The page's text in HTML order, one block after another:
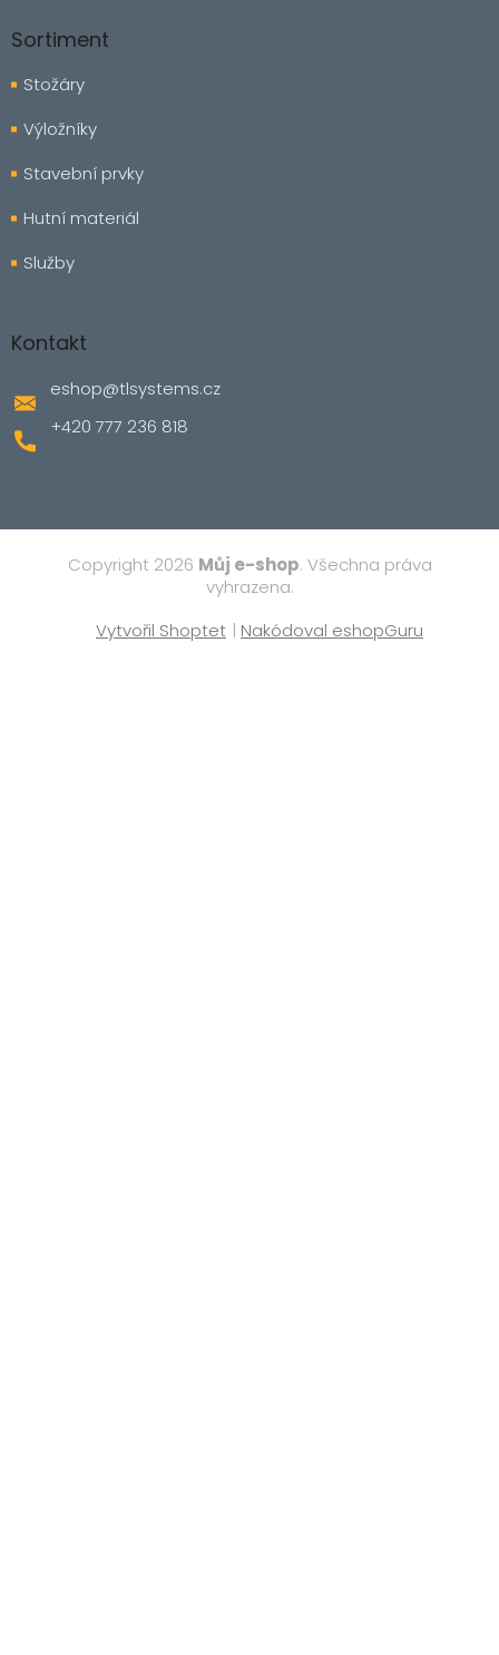
Sortiment
Stožáry
Výložníky
Stavební prvky
Hutní materiál
Služby
Kontakt
eshop@tlsystems.cz
+420 777 236 818
Vytvořil Shoptet | Nakódoval eshopGuru
Copyright 2026 Můj e-shop. Všechna práva
vyhrazena.